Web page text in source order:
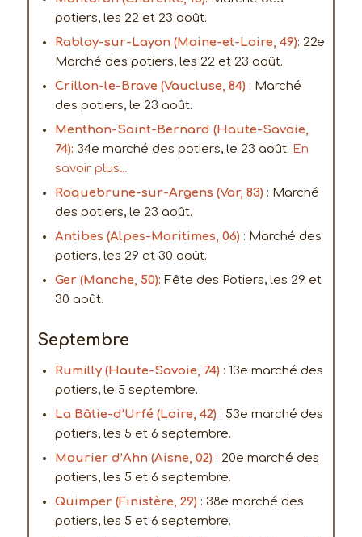
potiers, les 22 et 23 août.
Rablay-sur-Layon (Maine-et-Loire, 49): 22e
Marché des potiers, les 22 et 23 août.
Crillon-le-Brave (Vaucluse, 84) : Marché
des potiers, le 23 août.
Menthon-Saint-Bernard (Haute-Savoie,
74): 34e marché des potiers, le 23 août. En
savoir plus…
Roquebrune-sur-Argens (Var, 83) : Marché
des potiers, le 23 août.
Antibes (Alpes-Maritimes, 06) : Marché des
potiers, les 29 et 30 août.
Ger (Manche, 50): Fête des Potiers, les 29 et
30 août.
Septembre
Rumilly (Haute-Savoie, 74) : 13e marché des
potiers, le 5 septembre.
La Bâtie-d’Urfé (Loire, 42) : 53e marché des
potiers, les 5 et 6 septembre.
Mourier d’Ahn (Aisne, 02) : 20e marché des
potiers, les 5 et 6 septembre.
Quimper (Finistère, 29) : 38e marché des
potiers, les 5 et 6 septembre.